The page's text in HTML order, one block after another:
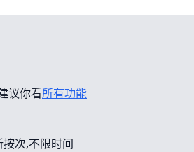
议你看所有功能
次,不限时间